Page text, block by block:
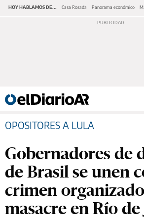
HOY HABLAMOS DE... Casa Rosada Panorama económico
OPOSITORES A LULA
Gobernadores de
de Brasil se unen
crimen
masacre en Río